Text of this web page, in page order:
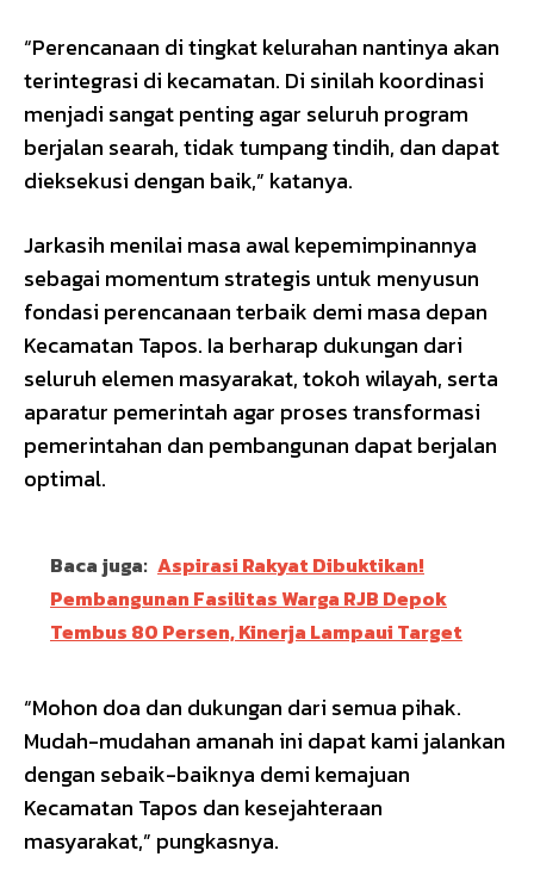
“Perencanaan di tingkat kelurahan nantinya akan
terintegrasi di kecamatan. Di sinilah koordinasi
menjadi sangat penting agar seluruh program
berjalan searah, tidak tumpang tindih, dan dapat
dieksekusi dengan baik,” katanya.
Jarkasih menilai masa awal kepemimpinannya
sebagai momentum strategis untuk menyusun
fondasi perencanaan terbaik demi masa depan
Kecamatan Tapos. Ia berharap dukungan dari
seluruh elemen masyarakat, tokoh wilayah, serta
aparatur pemerintah agar proses transformasi
pemerintahan dan pembangunan dapat berjalan
optimal.
Baca juga: Aspirasi Rakyat Dibuktikan!
Pembangunan Fasilitas Warga RJB Depok
Tembus 80 Persen, Kinerja Lampaui Target
“Mohon doa dan dukungan dari semua pihak.
Mudah-mudahan amanah ini dapat kami jalankan
dengan sebaik-baiknya demi kemajuan
Kecamatan Tapos dan kesejahteraan
masyarakat,” pungkasnya.